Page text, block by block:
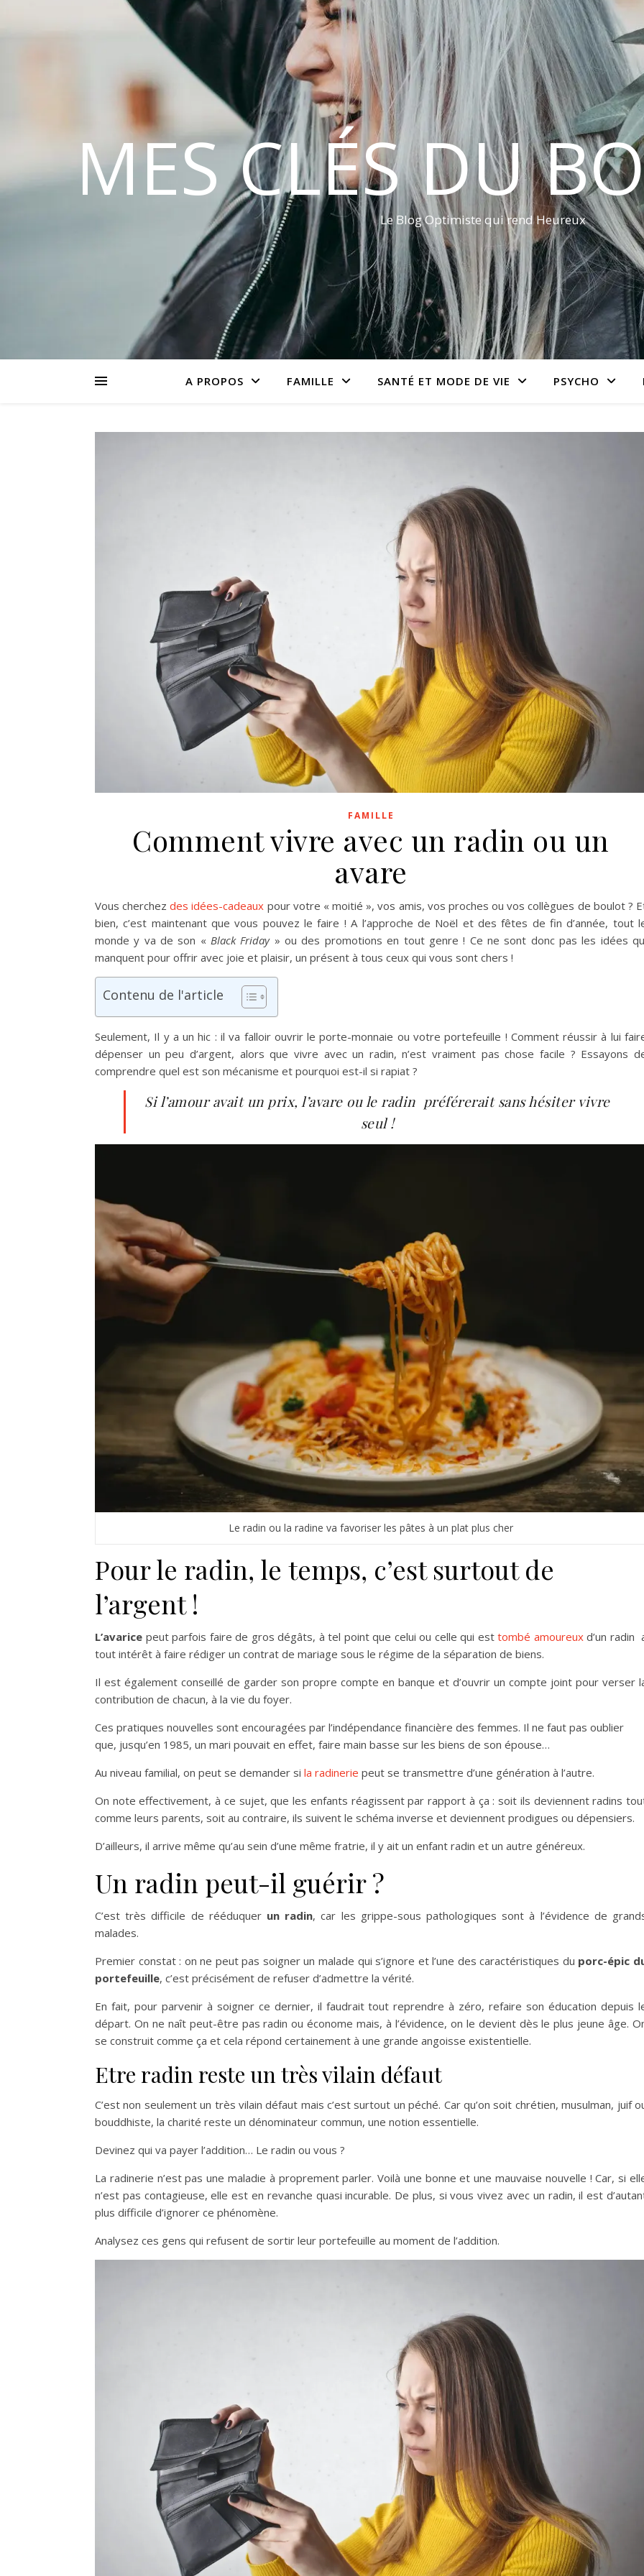
MES CLÉS DU
Le Blog Optimiste qui rend Heureux
A PROPOS FAMILLE SANTÉ ET MODE DE VIE PSYCHO
FAMILLE
Comment vivre avec un radin ou un
avare
Vous cherchezdes idées-cadeaux pour votre « moitié », vos amis, vos proches ou vos collègues de boulot ?
bien, c’est maintenant que vous pouvez le faire ! A l’approche de Noël et des fêtes de fin d’année, tout
monde y va de son « Black Friday» ou des promotions en tout genre ! Ce ne sont donc pas les idées
manquent pour offrir avec joie et plaisir, un présent à tous ceux qui vous sont chers !
Contenu de l'article
Seulement, Il y a un hic : il va falloir ouvrir le porte-monnaie ou votre portefeuille ! Comment réussir à lui
dépenser un peu d’argent, alors que vivre avec un radin, n’est vraiment pas chose facile ? Essayons
comprendre quel est son mécanisme et pourquoi est-il si rapiat ?
Si l’amour avait un prix, l’avare ou le radin préférerait sans hésiter vivre
seul !
Le radin ou la radine va favoriser les pâtes à un plat plus cher
Pour le radin, le temps, c’est surtout de
l’argent !
L’avarice peut parfois faire de gros dégâts, à tel point que celui ou celle qui esttombé amoureuxd’un radin
tout intérêt à faire rédiger un contrat de mariage sous le régime de la séparation de biens.
Il est également conseillé de garder son propre compte en banque et d’ouvrir un compte joint pour verser
contribution de chacun, à la vie du foyer.
Ces pratiques nouvelles sont encouragées par l’indépendance financière des femmes. Il ne faut pas oublier
que, jusqu’en 1985, un mari pouvait en effet, faire main basse sur les biens de son épouse…
Au niveau familial, on peut se demander si la radinerie peut se transmettre d’une génération à l’autre.
On note effectivement, à ce sujet, que les enfants réagissent par rapport à ça : soit ils deviennent radins
comme leurs parents, soit au contraire, ils suivent le schéma inverse et deviennent prodigues ou dépensiers.
D’ailleurs, il arrive même qu’au sein d’une même fratrie, il y ait un enfant radin et un autre généreux.
Un radin peut-il guérir ?
C’est très difficile de rééduquerun radin, car les grippe-sous pathologiques sont à l’évidence de
malades.
Premier constat : on ne peut pas soigner un malade qui s’ignore et l’une des caractéristiques du porc-épic
portefeuille, c’est précisément de refuser d’admettre la vérité.
En fait, pour parvenir à soigner ce dernier, il faudrait tout reprendre à zéro, refaire son éducation depuis
départ. On ne naît peut-être pas radin ou économe mais, à l’évidence, on le devient dès le plus jeune âge.
se construit comme ça et cela répond certainement à une grande angoisse existentielle.
Etre radin reste un très vilain défaut
C’est non seulement un très vilain défaut mais c’est surtout un péché. Car qu’on soit chrétien, musulman, juif
bouddhiste, la charité reste un dénominateur commun, une notion essentielle.
Devinez qui va payer l’addition… Le radin ou vous ?
La radinerie n’est pas une maladie à proprement parler. Voilà une bonne et une mauvaise nouvelle ! Car, si
n’est pas contagieuse, elle est en revanche quasi incurable. De plus, si vous vivez avec un radin, il est
plus difficile d’ignorer ce phénomène.
Analysez ces gens qui refusent de sortir leur portefeuille au moment de l’addition.